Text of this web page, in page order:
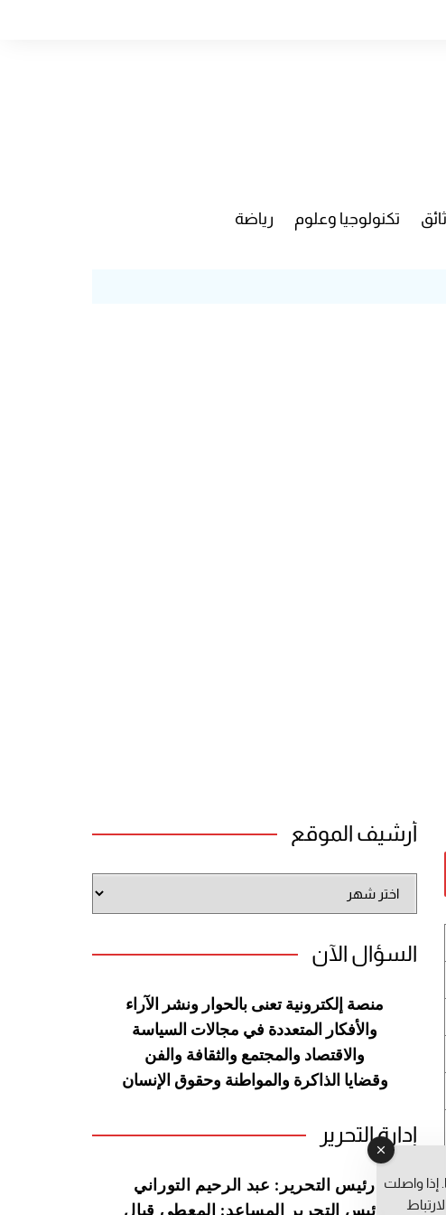
تكنولوجيا وعلوم رياضة
أرشيف الموقع
الموقع
السؤال الآن
منصة إلكترونية تعنى بالحوار ونشر
الآراء
والأفكار المتعددة في مجالات السياسة
والاقتصاد والمجتمع والثقافة والفن
وقضايا الذاكرة والمواطنة وحقوق الإنسان
إدارة التحرير
رئيس التحرير: عبد الرحيم التوراني
رئيس التحرير المساعد: المعطي قبال
إذا واصلت